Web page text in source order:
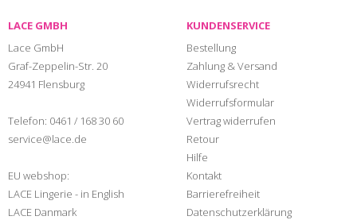
LACE GMBH
Lace GmbH
Graf-Zeppelin-Str. 20
24941 Flensburg
Telefon: 0461 / 168 30 60
service@lace.de
EU webshop:
LACE Lingerie - in English
LACE Danmark
KUNDENSERVICE
Bestellung
Zahlung & Versand
Widerrufsrecht
Widerrufsformular
Vertrag widerrufen
Retour
Hilfe
Kontakt
Barrierefreiheit
Datenschutzerklärung